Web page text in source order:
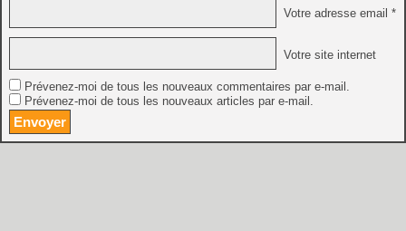
Votre adresse email *
Votre site internet
Prévenez-moi de tous les nouveaux commentaires par e-mail.
Prévenez-moi de tous les nouveaux articles par e-mail.